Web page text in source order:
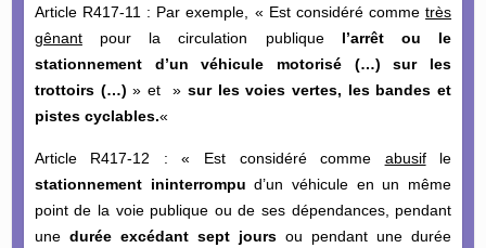
Article R417-11 : Par exemple, « Est considéré commetrès
gênantpour la circulation publique l’arrêt ou le
stationnement d’un véhicule motorisé (…)sur les
trottoirs (…) » et »sur les voies vertes, les bandes et
pistes cyclables.«
Article R417-12 : « Est considéré comme abusifle
stationnement ininterrompu d’un véhicule en un même
point de la voie publique ou de ses dépendances, pendant
une durée excédant sept jours ou pendant une durée